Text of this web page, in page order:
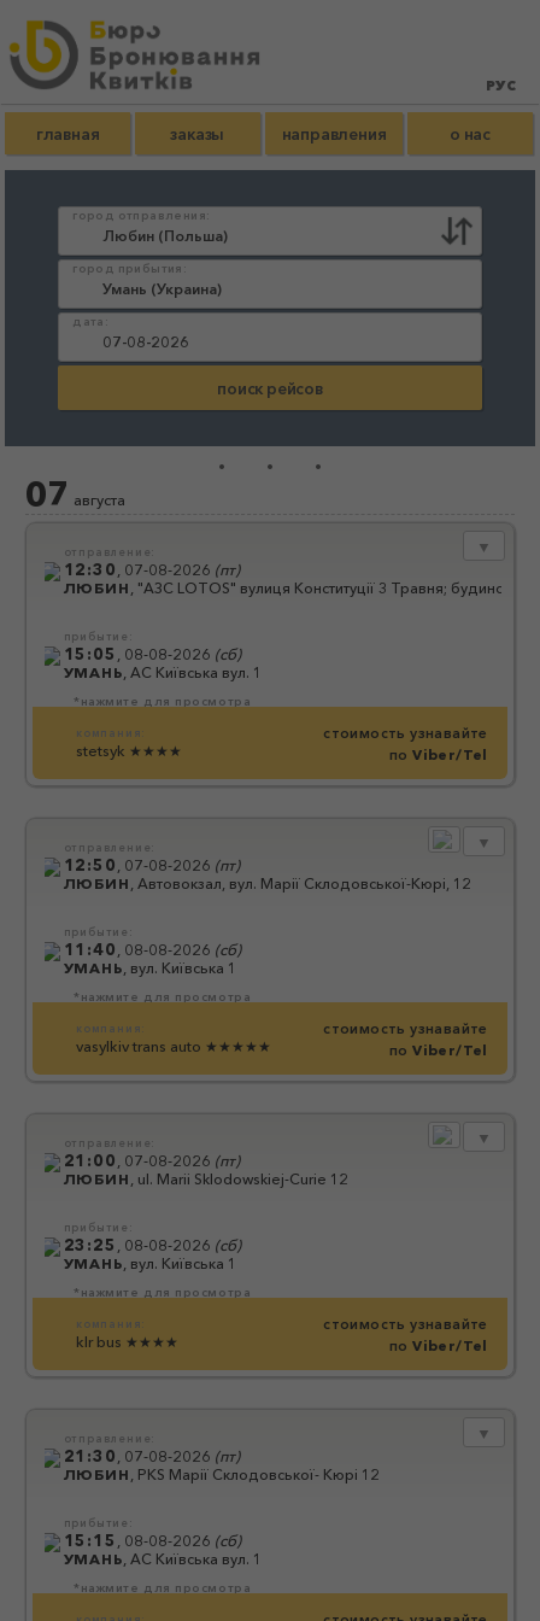
главная заказы направления о нас
город отправления:
город прибытия:
дата:
...
07 августа
▼
*нажмите для просмотра
отправление:
12:30 07-08-2026 (пт)
ЛЮБИН "АЗС LOTOS" вулиця Конституції 3 Травня; будинок 1
прибытие:
15:05 08-08-2026 (сб)
УМАНЬ АС Київська вул. 1
компания:
stetsyk ★★★★
стоимость узнавайте
поViber/Tel
▼
*нажмите для просмотра
отправление:
12:50 07-08-2026 (пт)
ЛЮБИН Автовокзал, вул. Марії Склодовської-Кюрі, 12
прибытие:
11:40 08-08-2026 (сб)
УМАНЬ вул. Київська 1
компания:
vasylkiv trans auto ★★★★★
стоимость узнавайте
поViber/Tel
▼
*нажмите для просмотра
отправление:
21:00 07-08-2026 (пт)
ЛЮБИН ul. Marii Sklodowskiej-Curie 12
прибытие:
23:25 08-08-2026 (сб)
УМАНЬ вул. Київська 1
компания:
klr bus ★★★★
стоимость узнавайте
поViber/Tel
▼
*нажмите для просмотра
отправление:
21:30 07-08-2026 (пт)
ЛЮБИН PKS Марії Склодовської- Кюрі 12
прибытие:
15:15 08-08-2026 (сб)
УМАНЬ АС Київська вул. 1